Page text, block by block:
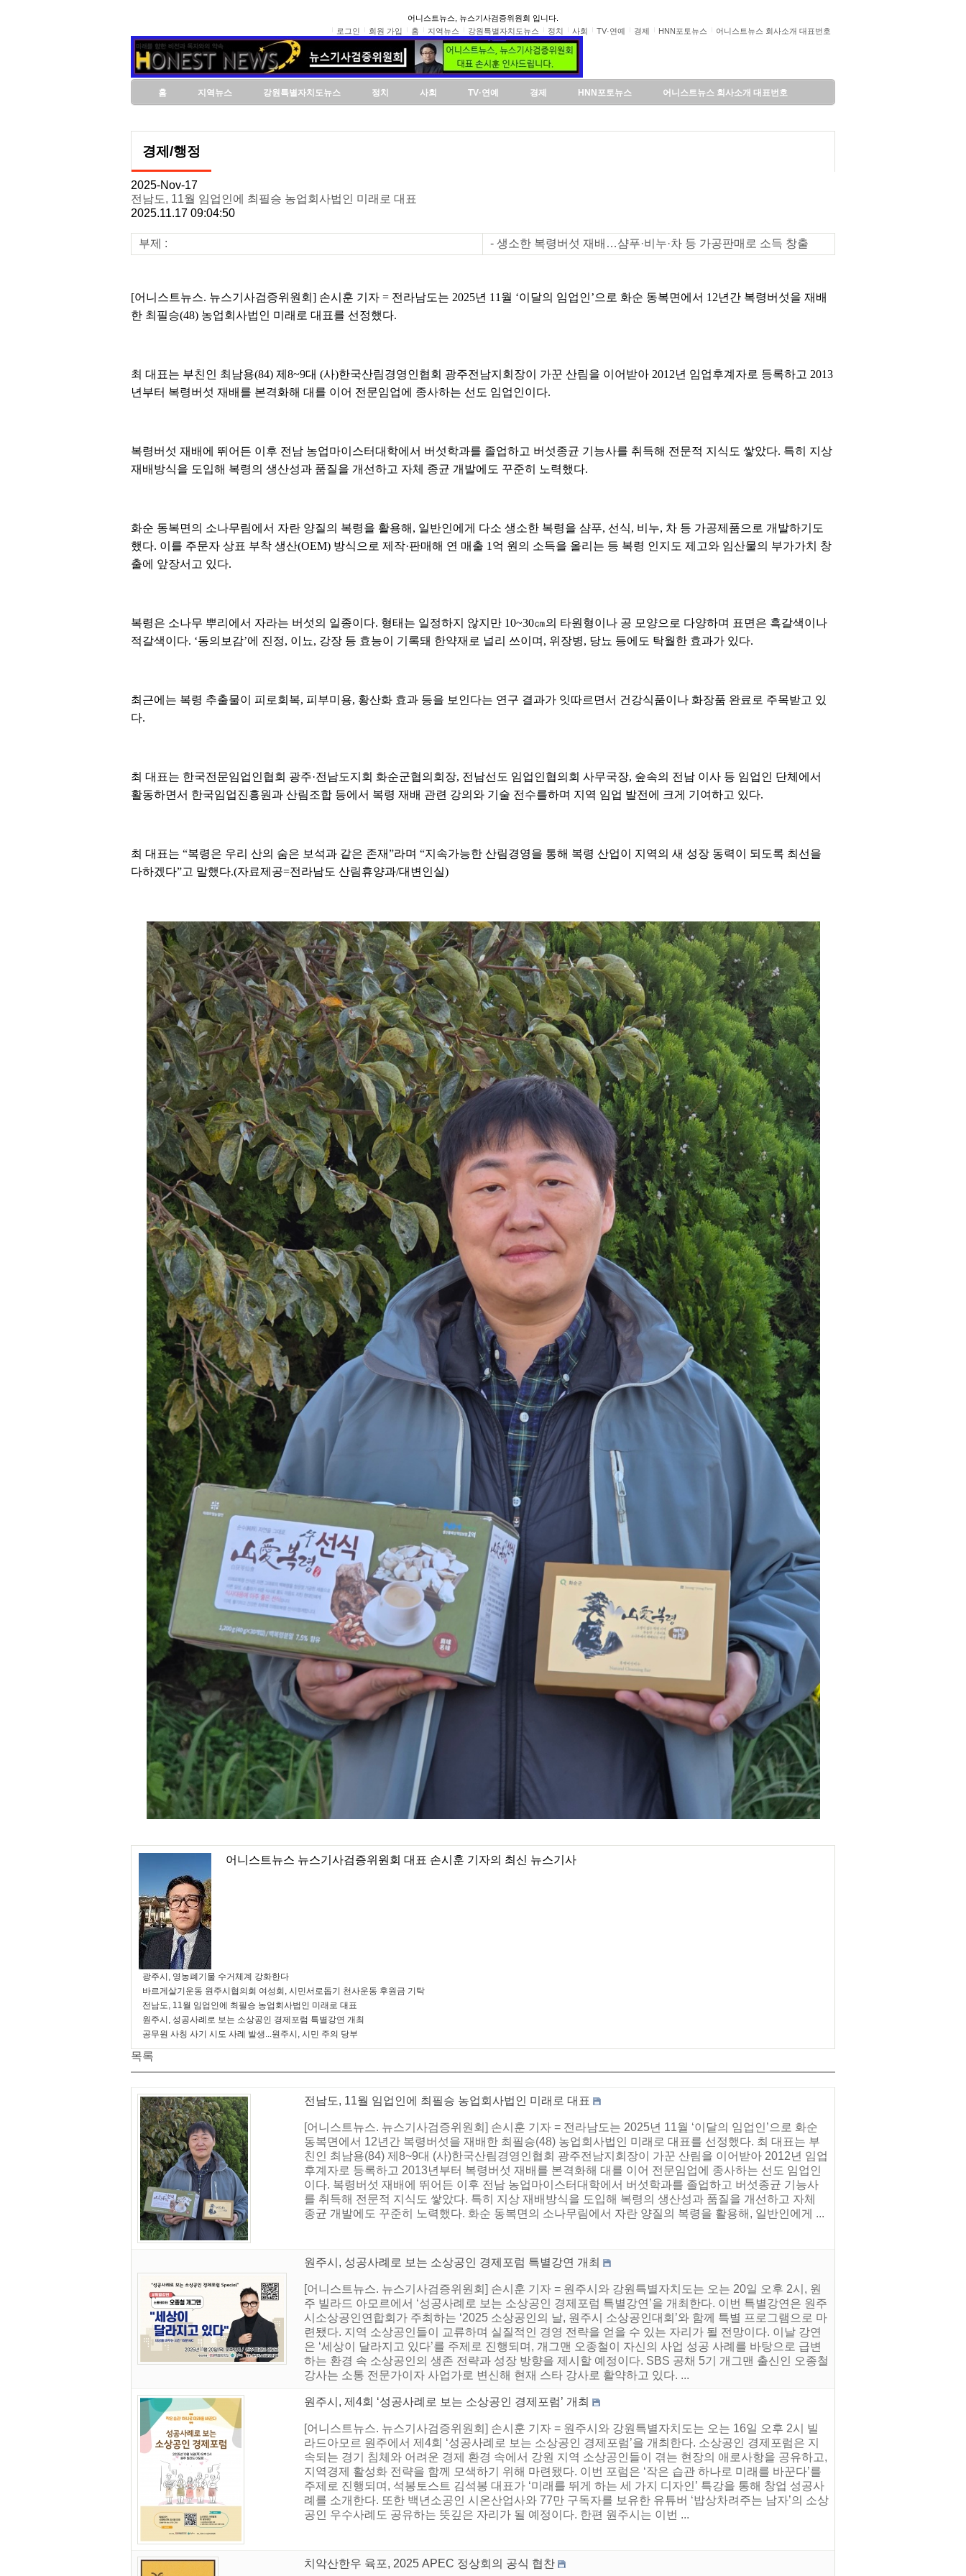
어니스트뉴스, 뉴스기사검증위원회 입니다.
로그인
회원 가입 홈 지역뉴스 강원특별자치도뉴스 정치 사회 TV·연예 경제 HNN포토뉴스 어니스트뉴스 회사소개 대표번호
홈 지역뉴스 강원특별자치도뉴스 정치 사회 TV·연예 경제 HNN포토뉴스 어니스트뉴스 회사소개 대표번호
경제/행정
2025-Nov-17
전남도, 11월 임업인에 최필승 농업회사법인 미래로 대표
2025.11.17 09:04:50
부제 : - 생소한 복령버섯 재배…샴푸·비누·차 등 가공판매로 소득 창출
[어니스트뉴스. 뉴스기사검증위원회] 손시훈 기자 = 전라남도는 2025년 11월 ‘이달의 임업인’으로 화순 동복면에서 12년간 복령버섯을 재배
한 최필승(48) 농업회사법인 미래로 대표를 선정했다.
최 대표는 부친인 최남용(84) 제8~9대 (사)한국산림경영인협회 광주전남지회장이 가꾼 산림을 이어받아 2012년 임업후계자로 등록하고 2013
년부터 복령버섯 재배를 본격화해 대를 이어 전문임업에 종사하는 선도 임업인이다.
복령버섯 재배에 뛰어든 이후 전남 농업마이스터대학에서 버섯학과를 졸업하고 버섯종균 기능사를 취득해 전문적 지식도 쌓았다. 특히 지상
재배방식을 도입해 복령의 생산성과 품질을 개선하고 자체 종균 개발에도 꾸준히 노력했다.
화순 동복면의 소나무림에서 자란 양질의 복령을 활용해, 일반인에게 다소 생소한 복령을 샴푸, 선식, 비누, 차 등 가공제품으로 개발하기도
했다. 이를 주문자 상표 부착 생산(OEM) 방식으로 제작·판매해 연 매출 1억 원의 소득을 올리는 등 복령 인지도 제고와 임산물의 부가가치 창
출에 앞장서고 있다.
복령은 소나무 뿌리에서 자라는 버섯의 일종이다. 형태는 일정하지 않지만 10~30㎝의 타원형이나 공 모양으로 다양하며 표면은 흑갈색이나
적갈색이다. ‘동의보감’에 진정, 이뇨, 강장 등 효능이 기록돼 한약재로 널리 쓰이며, 위장병, 당뇨 등에도 탁월한 효과가 있다.
최근에는 복령 추출물이 피로회복, 피부미용, 황산화 효과 등을 보인다는 연구 결과가 잇따르면서 건강식품이나 화장품 완료로 주목받고 있
다.
최 대표는 한국전문임업인협회 광주·전남도지회 화순군협의회장, 전남선도 임업인협의회 사무국장, 숲속의 전남 이사 등 임업인 단체에서
활동하면서 한국임업진흥원과 산림조합 등에서 복령 재배 관련 강의와 기술 전수를하며 지역 임업 발전에 크게 기여하고 있다.
최 대표는 “복령은 우리 산의 숨은 보석과 같은 존재”라며 “지속가능한 산림경영을 통해 복령 산업이 지역의 새 성장 동력이 되도록 최선을
다하겠다”고 말했다.(자료제공=전라남도 산림휴양과/대변인실)
어니스트뉴스 뉴스기사검증위원회 대표 손시훈 기자의 최신 뉴스기사
광주시, 영농폐기물 수거체계 강화한다
바르게살기운동 원주시협의회 여성회, 시민서로돕기 천사운동 후원금 기탁
전남도, 11월 임업인에 최필승 농업회사법인 미래로 대표
원주시, 성공사례로 보는 소상공인 경제포럼 특별강연 개최
공무원 사칭 사기 시도 사례 발생...원주시, 시민 주의 당부
목록
전남도, 11월 임업인에 최필승 농업회사법인 미래로 대표
[어니스트뉴스. 뉴스기사검증위원회] 손시훈 기자 = 전라남도는 2025년 11월 ‘이달의 임업인’으로 화순
동복면에서 12년간 복령버섯을 재배한 최필승(48) 농업회사법인 미래로 대표를 선정했다. 최 대표는 부
친인 최남용(84) 제8~9대 (사)한국산림경영인협회 광주전남지회장이 가꾼 산림을 이어받아 2012년 임업
후계자로 등록하고 2013년부터 복령버섯 재배를 본격화해 대를 이어 전문임업에 종사하는 선도 임업인
이다. 복령버섯 재배에 뛰어든 이후 전남 농업마이스터대학에서 버섯학과를 졸업하고 버섯종균 기능사
를 취득해 전문적 지식도 쌓았다. 특히 지상 재배방식을 도입해 복령의 생산성과 품질을 개선하고 자체
종균 개발에도 꾸준히 노력했다. 화순 동복면의 소나무림에서 자란 양질의 복령을 활용해, 일반인에게 ...
원주시, 성공사례로 보는 소상공인 경제포럼 특별강연 개최
[어니스트뉴스. 뉴스기사검증위원회] 손시훈 기자 = 원주시와 강원특별자치도는 오는 20일 오후 2시, 원
주 빌라드 아모르에서 ‘성공사례로 보는 소상공인 경제포럼 특별강연’을 개최한다. 이번 특별강연은 원주
시소상공인연합회가 주최하는 ‘2025 소상공인의 날, 원주시 소상공인대회’와 함께 특별 프로그램으로 마
련됐다. 지역 소상공인들이 교류하며 실질적인 경영 전략을 얻을 수 있는 자리가 될 전망이다. 이날 강연
은 ‘세상이 달라지고 있다’를 주제로 진행되며, 개그맨 오종철이 자신의 사업 성공 사례를 바탕으로 급변
하는 환경 속 소상공인의 생존 전략과 성장 방향을 제시할 예정이다. SBS 공채 5기 개그맨 출신인 오종철
강사는 소통 전문가이자 사업가로 변신해 현재 스타 강사로 활약하고 있다. ...
원주시, 제4회 ‘성공사례로 보는 소상공인 경제포럼’ 개최
[어니스트뉴스. 뉴스기사검증위원회] 손시훈 기자 = 원주시와 강원특별자치도는 오는 16일 오후 2시 빌
라드아모르 원주에서 제4회 ‘성공사례로 보는 소상공인 경제포럼’을 개최한다. 소상공인 경제포럼은 지
속되는 경기 침체와 어려운 경제 환경 속에서 강원 지역 소상공인들이 겪는 현장의 애로사항을 공유하고,
지역경제 활성화 전략을 함께 모색하기 위해 마련됐다. 이번 포럼은 ‘작은 습관 하나로 미래를 바꾼다’를
주제로 진행되며, 석봉토스트 김석봉 대표가 ‘미래를 뛰게 하는 세 가지 디자인’ 특강을 통해 창업 성공사
례를 소개한다. 또한 백년소공인 시온산업사와 77만 구독자를 보유한 유튜버 ‘밥상차려주는 남자’의 소상
공인 우수사례도 공유하는 뜻깊은 자리가 될 예정이다. 한편 원주시는 이번 ...
치악산한우 육포, 2025 APEC 정상회의 공식 협찬